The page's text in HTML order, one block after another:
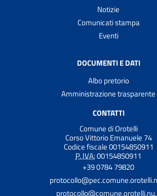
Notizie
Comunicati stampa
Eventi
DOCUMENTI E DATI
Albo pretorio
Amministrazione trasparente
CONTATTI
Comune di Orotelli
Corso Vittorio Emanuele 74
Codice fiscale 00154850911
P. IVA:00154850911
+39 0784 79820